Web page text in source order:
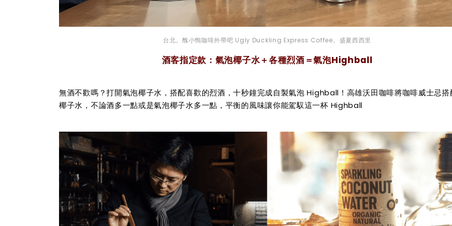
台北。醜小鴨咖啡外帶吧 Ugly Duckling Express Coffee。盛夏西西里
酒客指定款：氣泡椰子水＋各種烈酒＝氣泡Highball
無酒不歡嗎？打開氣泡椰子水，搭配喜歡的烈酒，十秒鐘完成自製氣泡 Highball！高雄沃田咖啡將咖啡威士忌搭
椰子水，不論酒多一點或是氣泡椰子水多一點，平衡的風味讓你能駕馭這一杯 Highball